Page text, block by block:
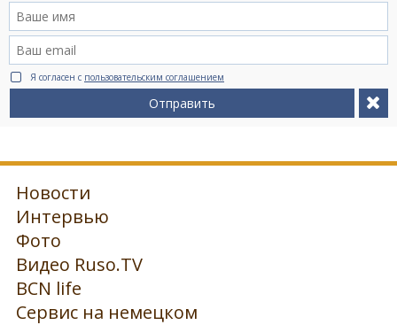
Я согласен с пользовательским соглашением
Отправить
Новости
Интервью
Фото
Видео Ruso.TV
BCN life
Сервис на немецком